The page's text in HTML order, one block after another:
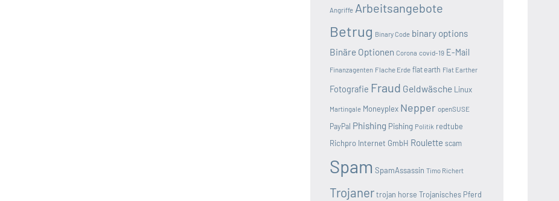
Angriffe Arbeitsangebote
Betrug Binary Code binary options
Binäre Optionen Corona covid-19 E-Mail
Finanzagenten Flache Erde flat earth Flat Earther
Fotografie Fraud Geldwäsche Linux
Martingale Moneyplex Nepper openSUSE
PayPal Phishing Pishing Politik redtube
Richpro Internet GmbH Roulette scam
Spam SpamAssassin Timo Richert
Trojanertrojan horse Trojanisches Pferd